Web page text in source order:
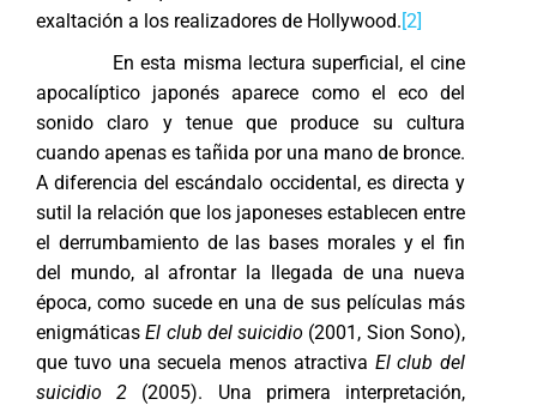
exaltación a los realizadores de Hollywood.[2]
En esta misma lectura superficial, el cine
apocalíptico japonés aparece como el eco del
sonido claro y tenue que produce su cultura
cuando apenas es tañida por una mano de bronce.
A diferencia del escándalo occidental, es directa y
sutil la relación que los japoneses establecen entre
el derrumbamiento de las bases morales y el fin
del mundo, al afrontar la llegada de una nueva
época, como sucede en una de sus películas más
enigmáticasEl club del suicidio (2001, Sion Sono),
que tuvo una secuela menos atractiva El club del
suicidio 2 (2005). Una primera interpretación,